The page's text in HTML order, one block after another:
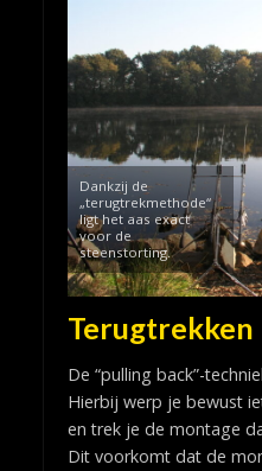
Dankzij de
„terugtrekmethode“
ligt het aas exact
voor de
steenstorting.
Terugtrekken
De “pulling back”-
Hierbij werp je bewust
en trek je de montage
Dit voorkomt dat de